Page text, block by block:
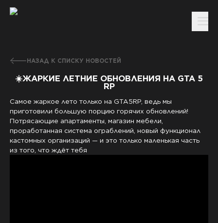
НАЗАД К СПИСКУ НОВОСТЕЙ
☀️ЖАРКИЕ ЛЕТНИЕ ОБНОВЛЕНИЯ НА GTA 5
RP
Самое жаркое лето только на GTA5RP, ведь мы
приготовили большую порцию горячих обновлений!
Потрясающие апартаменты, магазин мебели,
проработанная система ограблений, новый функционал
кастомных организаций — и это только маленькая часть
из того, что ждёт тебя